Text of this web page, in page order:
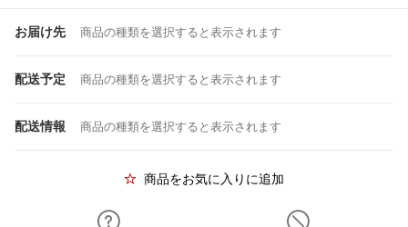
お届け先 商品の種類を選択すると表示されます
配送予定 商品の種類を選択すると表示されます
配送情報 商品の種類を選択すると表示されます
商品をお気に入りに追加